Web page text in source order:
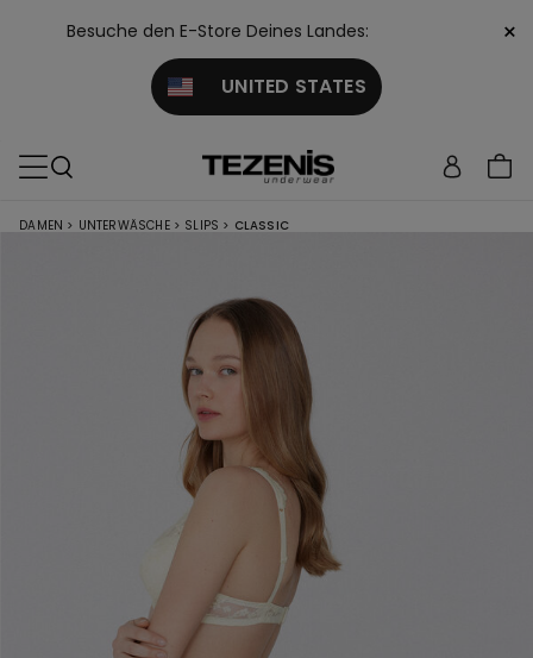
Besuche den E-Store Deines Landes:
UNITED STATES
×
DAMEN > UNTERWÄSCHE > SLIPS > CLASSIC